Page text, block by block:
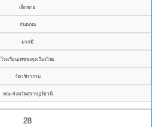
เด็กชาย
กันตภณ
มากมี
โรงเรียนเพชรผดุงเวียงไชย
วัดวชิราราม
คณะจังหวัดสุราษฎร์ธานี
28